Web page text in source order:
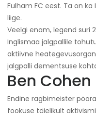
Fulham FC eest. Ta on
liige.
Veelgi enam, legend suri
Inglismaa jalgpallile
aktiivne
jalgpalli dementsuse
Ben Cohen
Endine ragbimeister
fookuse täielikult